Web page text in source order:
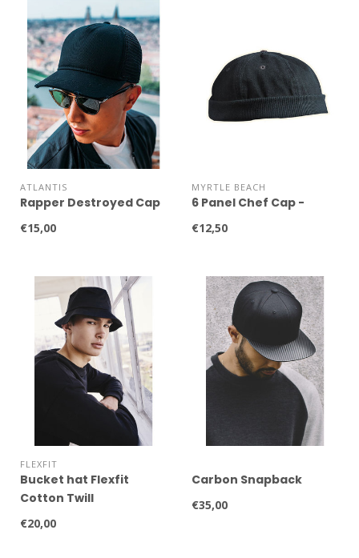
ATLANTIS
Rapper Destroyed Cap
€15,00
MYRTLE BEACH
6 Panel Chef Cap -
€12,50
FLEXFIT
Bucket hat Flexfit
Cotton Twill
€20,00
Carbon Snapback
€35,00